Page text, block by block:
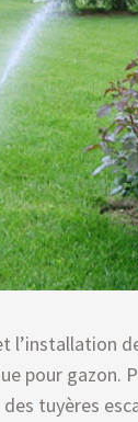
l’installation
pour gazon.
tuyères